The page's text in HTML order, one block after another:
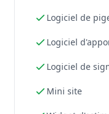
Logiciel de
Logiciel
Logiciel de
Mini site